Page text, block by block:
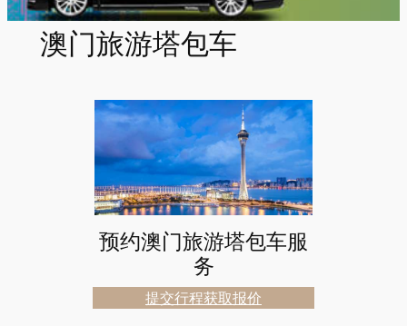
澳门旅游塔包车
预约澳门旅游塔包车服
务
提交行程获取报价